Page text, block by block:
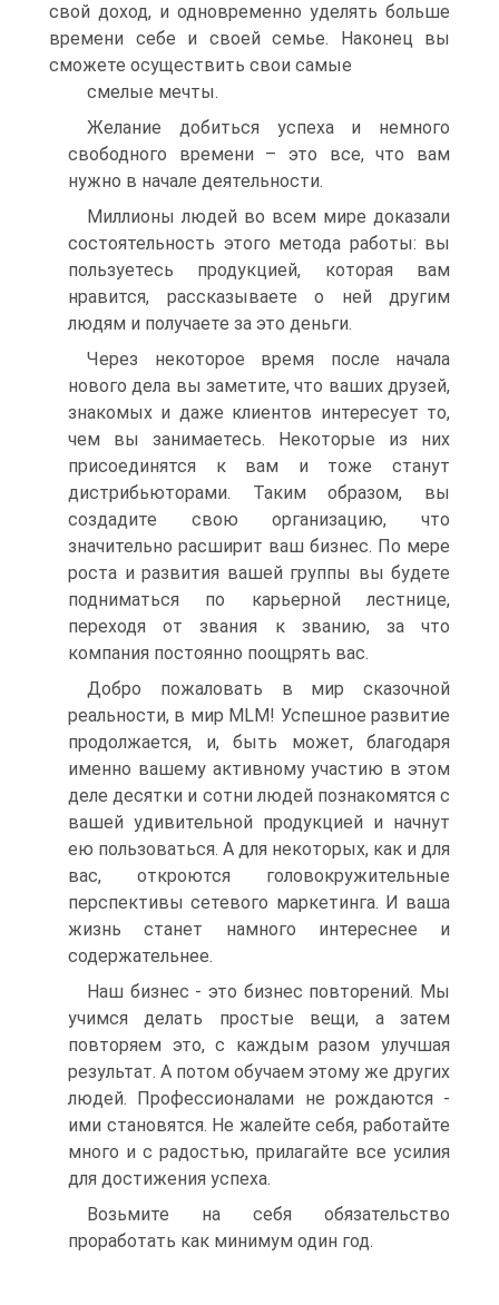
свой доход, и одновременно уделять больше
времени себе и своей семье. Наконец вы
сможете осуществить свои самые
смелые мечты.
Желание добиться успеха и немного
свободного времени – это все, что вам
нужно в начале деятельности.
Миллионы людей во всем мире доказали
состоятельность этого метода работы: вы
пользуетесь продукцией, которая вам
нравится, рассказываете о ней другим
людям и получаете за это деньги.
Через некоторое время после начала
нового дела вы заметите, что ваших друзей,
знакомых и даже клиентов интересует то,
чем вы занимаетесь. Некоторые из них
присоединятся к вам и тоже станут
дистрибьюторами. Таким образом, вы
создадите свою организацию, что
значительно расширит ваш бизнес. По мере
роста и развития вашей группы вы будете
подниматься по карьерной лестнице,
переходя от звания к званию, за что
компания постоянно поощрять вас.
Добро пожаловать в мир сказочной
реальности, в мир MLM! Успешное развитие
продолжается, и, быть может, благодаря
именно вашему активному участию в этом
деле десятки и сотни людей познакомятся с
вашей удивительной продукцией и начнут
ею пользоваться. А для некоторых, как и для
вас, откроются головокружительные
перспективы сетевого маркетинга. И ваша
жизнь станет намного интереснее и
содержательнее.
Наш бизнес - это бизнес повторений. Мы
учимся делать простые вещи, а затем
повторяем это, с каждым разом улучшая
результат. А потом обучаем этому же других
людей. Профессионалами не рождаются -
ими становятся. Не жалейте себя, работайте
много и с радостью, прилагайте все усилия
для достижения успеха.
Возьмите на себя обязательство
проработать как минимум один год.